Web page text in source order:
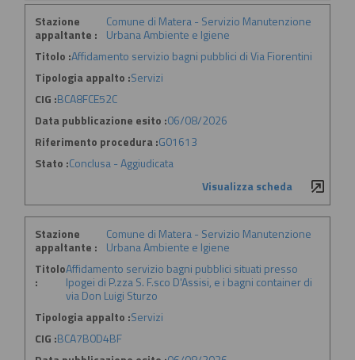
Stazione
appaltante :
Comune di Matera - Servizio Manutenzione
Urbana Ambiente e Igiene
Titolo :Affidamento servizio bagni pubblici di Via Fiorentini
Tipologia appalto :Servizi
CIG :BCA8FCE52C
Data pubblicazione esito :06/08/2026
Riferimento procedura :G01613
Stato :Conclusa - Aggiudicata
Visualizza scheda
Stazione
appaltante :
Comune di Matera - Servizio Manutenzione
Urbana Ambiente e Igiene
Titolo
:
Affidamento servizio bagni pubblici situati presso
Ipogei di P.zza S. F.sco D'Assisi, e i bagni container di
via Don Luigi Sturzo
Tipologia appalto :Servizi
CIG :BCA7B0D4BF